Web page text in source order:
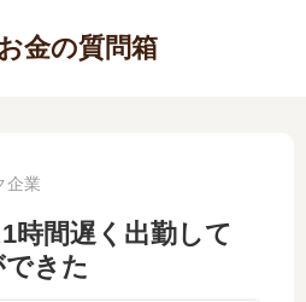
金の質問箱
企業
時間遅く出勤して
きた